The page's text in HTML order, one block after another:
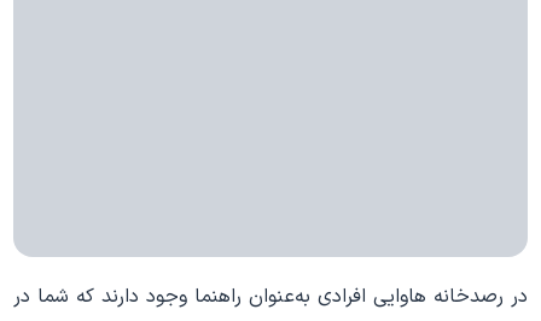
در رصدخانه هاوایی افرادی به‌عنوان راهنما وجود دارند که شما در